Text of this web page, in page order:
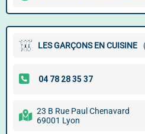
LES GARÇONS EN CUISINE
23 B Rue Paul Chenavard
69001 Lyon